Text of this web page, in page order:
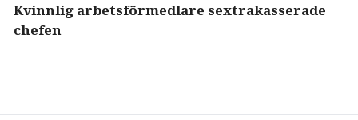
Kvinnlig arbetsförmedlare sextrakasserade
chefen